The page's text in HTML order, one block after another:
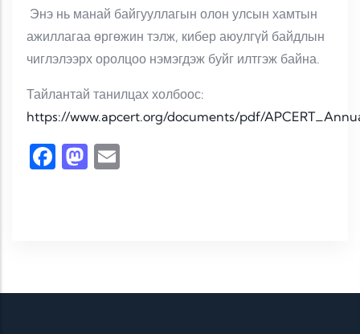
Энэ нь манай байгууллагын олон улсын хамтын
ажиллагаа өргөжин тэлж, кибер аюулгүй байдлын
чиглэлээрх оролцоо нэмэгдэж буйг илтгэж байна.
Тайлантай танилцах холбоос:
https://www.apcert.org/documents/pdf/
Facebook
Mastodon